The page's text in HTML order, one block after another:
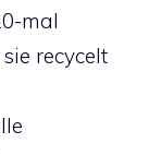
mal
recycelt